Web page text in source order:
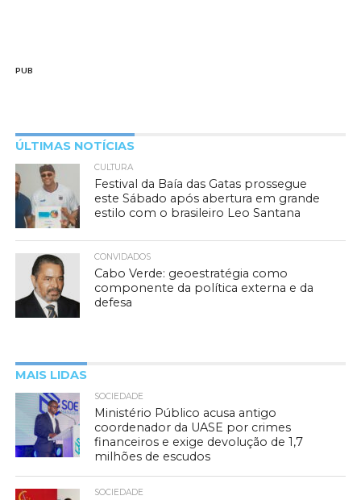
PUB
ÚLTIMAS NOTÍCIAS
CULTURA
Festival da Baía das Gatas prossegue
este Sábado após abertura em grande
estilo com o brasileiro Leo Santana
CONVIDADOS
Cabo Verde: geoestratégia como
componente da política externa e da
defesa
MAIS LIDAS
SOCIEDADE
Ministério Público acusa antigo
coordenador da UASE por crimes
financeiros e exige devolução de 1,7
milhões de escudos
SOCIEDADE